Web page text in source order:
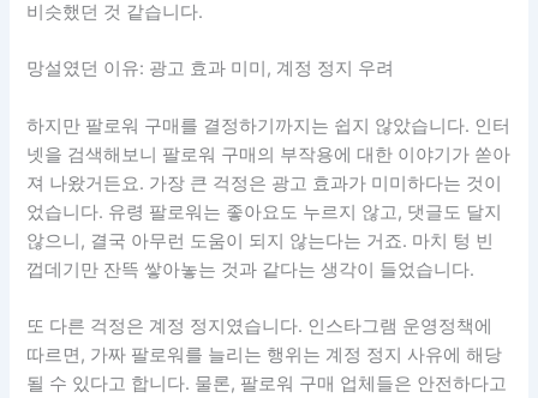
비슷했던 것 같습니다.
망설였던 이유: 광고 효과 미미, 계정 정지 우려
하지만 팔로워 구매를 결정하기까지는 쉽지 않았습니다. 인터
넷을 검색해보니 팔로워 구매의 부작용에 대한 이야기가 쏟아
져 나왔거든요. 가장 큰 걱정은 광고 효과가 미미하다는 것이
었습니다. 유령 팔로워는 좋아요도 누르지 않고, 댓글도 달지
않으니, 결국 아무런 도움이 되지 않는다는 거죠. 마치 텅 빈
껍데기만 잔뜩 쌓아놓는 것과 같다는 생각이 들었습니다.
또 다른 걱정은 계정 정지였습니다. 인스타그램 운영정책에
따르면, 가짜 팔로워를 늘리는 행위는 계정 정지 사유에 해당
될 수 있다고 합니다. 물론, 팔로워 구매 업체들은 안전하다고